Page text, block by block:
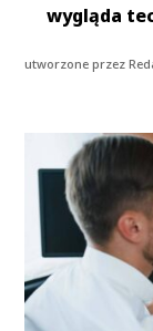
wygląda
utworzone przez